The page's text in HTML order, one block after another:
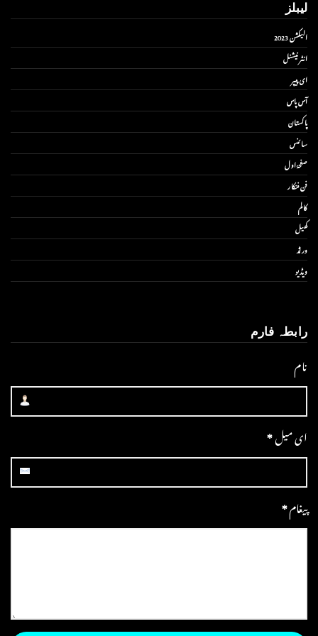
لیبلز
الیکشن 2023
انٹر نیشنل
ای پیپر
آس پاس
پاکستان
سائنس
صفحۂ اول
فن فنکار
کالم
کھیل
ورلڈ
ویڈیو
رابطہ فارم
نام
ای میل*
پیغام*